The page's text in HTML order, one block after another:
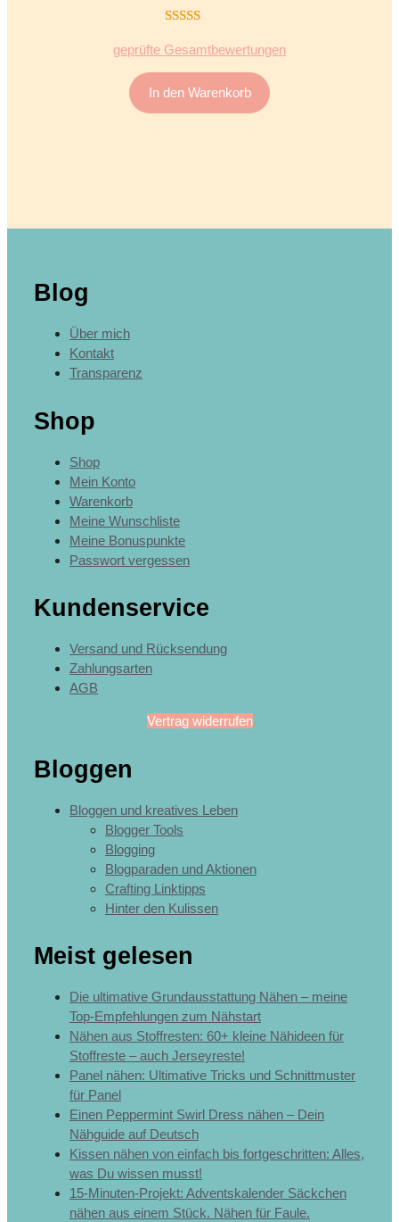
geprüfte Gesamtbewertungen
In den Warenkorb
Blog
Über mich
Kontakt
Transparenz
Shop
Shop
Mein Konto
Warenkorb
Meine Wunschliste
Meine Bonuspunkte
Passwort vergessen
Kundenservice
Versand und Rücksendung
Zahlungsarten
AGB
Vertrag widerrufen
Bloggen
Bloggen und kreatives Leben
Blogger Tools
Blogging
Blogparaden und Aktionen
Crafting Linktipps
Hinter den Kulissen
Meist gelesen
Die ultimative Grundausstattung Nähen – meine
Top-Empfehlungen zum Nähstart
Nähen aus Stoffresten: 60+ kleine Nähideen für
Stoffreste – auch Jerseyreste!
Panel nähen: Ultimative Tricks und Schnittmuster
für Panel
Einen Peppermint Swirl Dress nähen – Dein
Nähguide auf Deutsch
Kissen nähen von einfach bis fortgeschritten: Alles,
was Du wissen musst!
15-Minuten-Projekt: Adventskalender Säckchen
nähen aus einem Stück. Nähen für Faule.